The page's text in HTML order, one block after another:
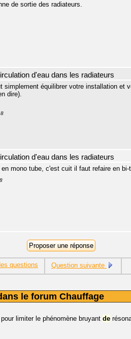
de sortie des radiateurs.
d'eau dans les radiateurs
simplement équilibrer votre installation
dire).
d'eau dans les radiateurs
en mono tube, c'est cuit il faut refaire en
questions Question suivante
le forum Chauffage
limiter le phénomène bruyant de